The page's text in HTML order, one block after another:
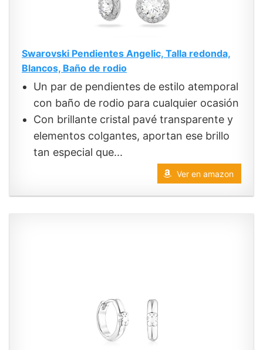
Swarovski Pendientes Angelic, Talla redonda,
Blancos, Baño de rodio
Un par de pendientes de estilo atemporal
con baño de rodio para cualquier ocasión
Con brillante cristal pavé transparente y
elementos colgantes, aportan ese brillo
tan especial que...
Ver en amazon